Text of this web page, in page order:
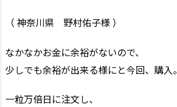
（ 神奈川県 野村佑子様 ）
なかなかお金に余裕がないので、
少しでも余裕が出来る様にと今回、購入。
一粒万倍日に注文し、